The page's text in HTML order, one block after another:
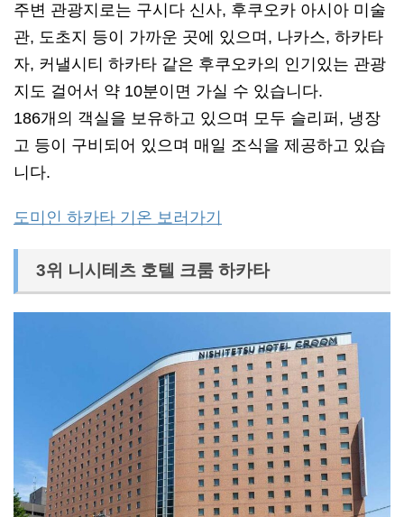
주변 관광지로는 구시다 신사, 후쿠오카 아시아 미술
관, 도초지 등이 가까운 곳에 있으며, 나카스, 하카타
자, 커낼시티 하카타 같은 후쿠오카의 인기있는 관광
지도 걸어서 약 10분이면 가실 수 있습니다.
186개의 객실을 보유하고 있으며 모두 슬리퍼, 냉장
고 등이 구비되어 있으며 매일 조식을 제공하고 있습
니다.
도미인 하카타 기온 보러가기
3위 니시테츠 호텔 크룸 하카타